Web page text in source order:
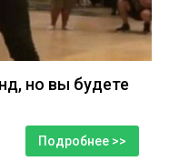
но вы будете
Подробнее >>